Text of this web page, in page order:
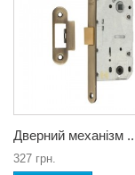
Дверний механізм
327 грн.